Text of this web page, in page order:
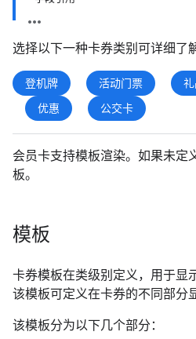
选择以下一种卡券类别可详细了
登机牌 活动门票
优惠
公交卡
会员卡支持模板渲染。如果未定
板。
模板
卡券模板在类级别定义，用于显
该模板可定义在卡券的不同部分
该模板分为以下几个部分：